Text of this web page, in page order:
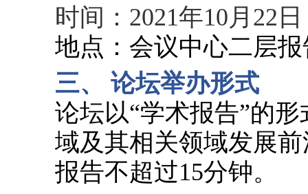
时间： 2021年10月 22
地点：会议中心二层
三、 论坛举办形式
论坛以“学术报告”的
域及其相关领域发展前
报告不超过15分钟。